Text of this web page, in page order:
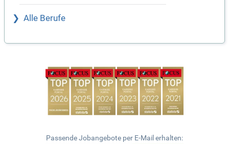
Alle Berufe
Passende Jobangebote per E-Mail erhalten: